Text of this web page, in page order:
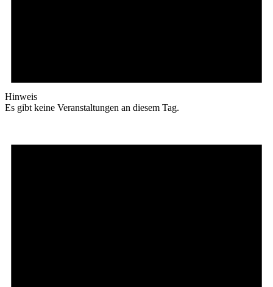
Hinweis
Es gibt keine Veranstaltungen an diesem Tag.